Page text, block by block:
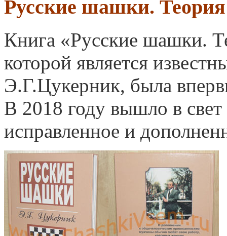
Русские шашки.
Книга «Русские шашки.
которой является
Э.Г.Цукерник, была
В 2018 году вышло в свет
исправленное и